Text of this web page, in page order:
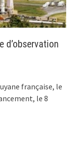
d’observation
française, le
le 8